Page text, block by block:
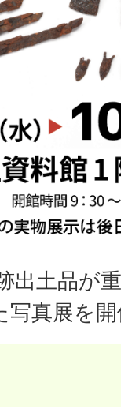
出土品が
写真展を